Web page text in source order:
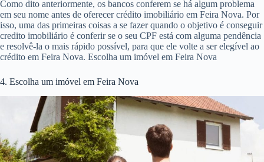
Como dito anteriormente, os bancos conferem se há algum problema
em seu nome antes de oferecer crédito imobiliário em Feira Nova. Por
isso, uma das primeiras coisas a se fazer quando o objetivo é conseguir
credito imobiliário é conferir se o seu CPF está com alguma pendência
e resolvê-la o mais rápido possível, para que ele volte a ser elegível ao
crédito em Feira Nova. Escolha um imóvel em Feira Nova
4. Escolha um imóvel em Feira Nova